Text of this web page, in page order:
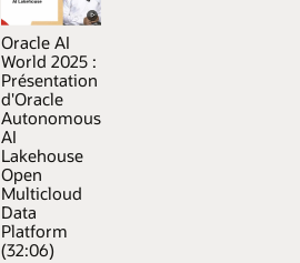
Oracle AI
World 2025 :
Présentation
d'Oracle
Autonomous
AI
Lakehouse
Open
Multicloud
Data
Platform
(32:06)